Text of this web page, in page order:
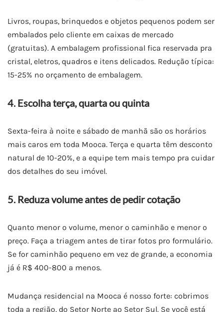
Livros, roupas, brinquedos e objetos pequenos podem ser
embalados pelo cliente em caixas de mercado
(gratuitas). A embalagem profissional fica reservada pra
cristal, eletros, quadros e itens delicados. Redução típica:
15-25% no orçamento de embalagem.
4. Escolha terça, quarta ou quinta
Sexta-feira à noite e sábado de manhã são os horários
mais caros em toda Mooca. Terça e quarta têm desconto
natural de 10-20%, e a equipe tem mais tempo pra cuidar
dos detalhes do seu imóvel.
5. Reduza volume antes de pedir cotação
Quanto menor o volume, menor o caminhão e menor o
preço. Faça a triagem antes de tirar fotos pro formulário.
Se for caminhão pequeno em vez de grande, a economia
já é R$ 400-800 a menos.
Mudança residencial na Mooca é nosso forte: cobrimos
toda a região, do Setor Norte ao Setor Sul. Se você está